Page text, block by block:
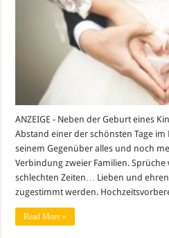
ANZEIGE - Neben der Geburt eines
Abstand einer der schönsten Tage
seinem Gegenüber alles und noch
Verbindung zweier Familien. Sprüche
schlechten Zeiten… Lieben und
zugestimmt werden.
Read More »